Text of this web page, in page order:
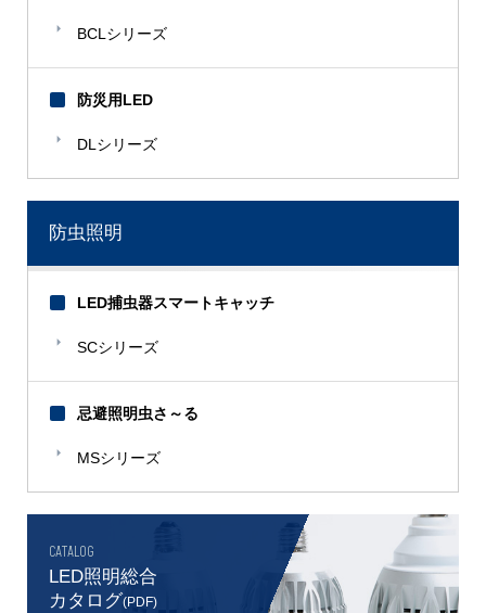
BCLシリーズ
防災用LED
DLシリーズ
防虫照明
LED捕虫器スマートキャッチ
SCシリーズ
忌避照明虫さ～る
MSシリーズ
CATALOG
LED照明総合
カタログ(PDF)